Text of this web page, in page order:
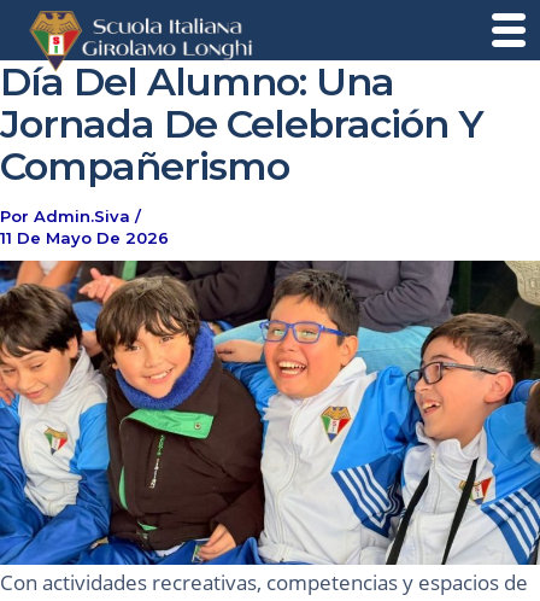
Día Del Alumno: Una
Jornada De Celebración Y
Compañerismo
Por Admin.siva /
11 De Mayo De 2026
Con actividades recreativas, competencias y espacios de